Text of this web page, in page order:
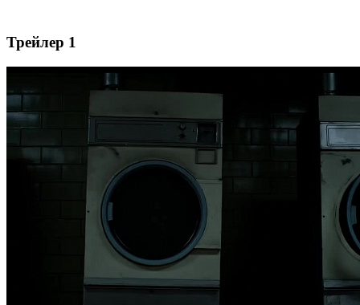
Трейлер 1